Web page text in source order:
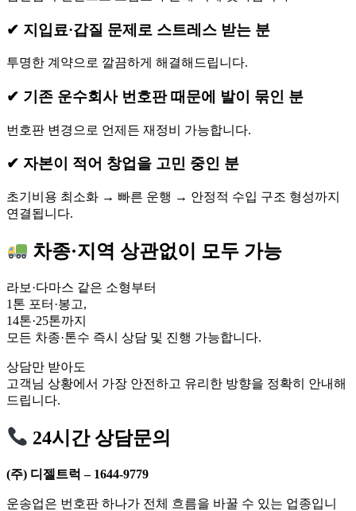
✔ 지입료·갑질 문제로 스트레스 받는 분
투명한 계약으로 깔끔하게 해결해드립니다.
✔ 기존 운수회사 번호판 때문에 발이 묶인 분
번호판 변경으로 언제든 재정비 가능합니다.
✔ 자본이 적어 창업을 고민 중인 분
초기비용 최소화 → 빠른 운행 → 안정적 수입 구조 형성까지
연결됩니다.
차종·지역 상관없이 모두 가능
라보·다마스 같은 소형부터
1톤 포터·봉고,
14톤·25톤까지
모든 차종·톤수 즉시 상담 및 진행 가능합니다.
상담만 받아도
고객님 상황에서 가장 안전하고 유리한 방향을 정확히 안내해
드립니다.
24시간 상담문의
(주) 디젤트럭 – 1644-9779
운송업은 번호판 하나가 전체 흐름을 바꿀 수 있는 업종입니